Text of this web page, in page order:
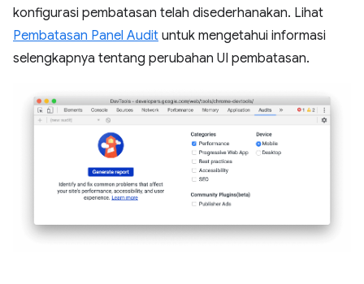
konfigurasi pembatasan telah disederhanakan. Lihat
Pembatasan Panel Audit untuk mengetahui informasi
selengkapnya tentang perubahan UI pembatasan.